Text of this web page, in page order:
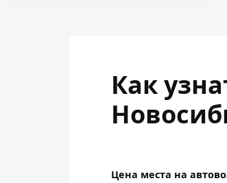
Как
Цена места на